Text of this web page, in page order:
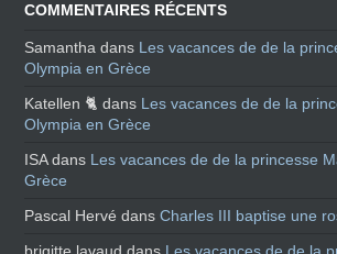
COMMENTAIRES RÉCENTS
Samantha dans Les vacances de de la
Olympia en Grèce
Katellen 🐈 dans Les vacances de de la
Olympia en Grèce
ISAdans Les vacances de de la princesse
Grèce
Pascal Hervé dansCharles III baptise une